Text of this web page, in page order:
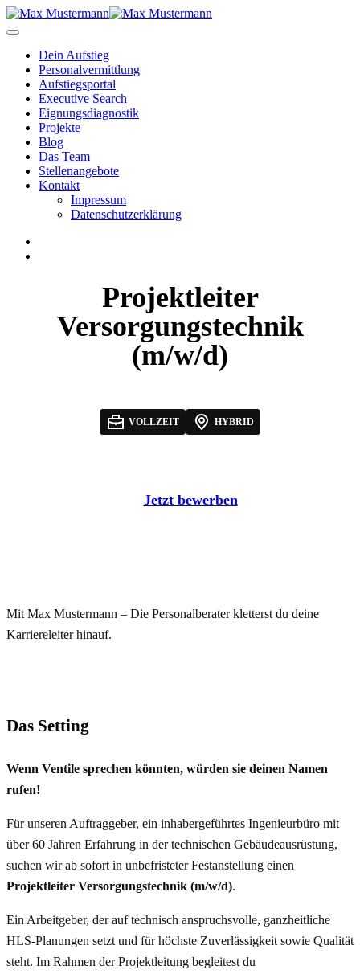
Dein Aufstieg
Personal­vermittlung
Aufstiegsportal
Executive Search
Eignungs­diagnostik
Projekte
Blog
Das Team
Stellenangebote
Kontakt
Impressum
Datenschutzerklärung
Projektleiter
Versorgungstechnik
(m/w/d)
VOLLZEIT HYBRID
Jetzt bewerben
Mit Max Mustermann – Die Personalberater kletterst du deine
Karriereleiter hinauf.
Das Setting
Wenn Ventile sprechen könnten, würden sie deinen Namen
rufen!
Für unseren Auftraggeber, ein inhabergeführtes Ingenieurbüro mit
über 60 Jahren Erfahrung in der technischen Gebäudeausrüstung,
suchen wir ab sofort in unbefristeter Festanstellung einen
Projektleiter Versorgungstechnik (m/w/d).
Ein Arbeitgeber, der auf technisch anspruchsvolle, ganzheitliche
HLS-Planungen setzt und für höchste Zuverlässigkeit sowie Qualität
steht. Im Rahmen der Projektleitung begleitest du